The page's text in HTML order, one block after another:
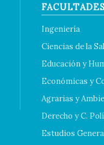
FACULTADES
Ingeniería
Ciencias de la
Educación y
Económicas y
Agrarias y
Derecho y C.
Estudios